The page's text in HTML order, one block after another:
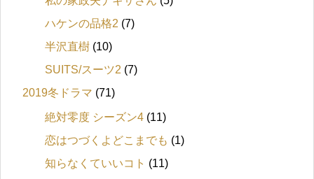
ハケンの品格2 (7)
半沢直樹 (10)
SUITS/スーツ2 (7)
2019冬ドラマ (71)
絶対零度 シーズン4 (11)
恋はつづくよどこまでも (1)
知らなくていいコト (11)